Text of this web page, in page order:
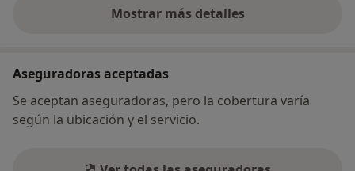
Mostrar más detalles
sobre la dirección
Aseguradoras aceptadas
Se aceptan aseguradoras, pero la cobertura varía
según la ubicación y el servicio.